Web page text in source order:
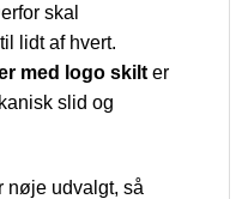
skal
lidt af hvert.
med logo skilt er
slid og
nøje udvalgt, så